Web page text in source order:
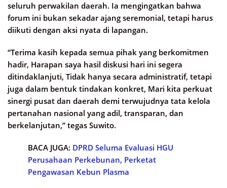
seluruh perwakilan daerah. Ia mengingatkan bahwa
forum ini bukan sekadar ajang seremonial, tetapi harus
diikuti dengan aksi nyata di lapangan.
“Terima kasih kepada semua pihak yang berkomitmen
hadir, Harapan saya hasil diskusi hari ini segera
ditindaklanjuti, Tidak hanya secara administratif, tetapi
juga dalam bentuk tindakan konkret, Mari kita perkuat
sinergi pusat dan daerah demi terwujudnya tata kelola
pertanahan nasional yang adil, transparan, dan
berkelanjutan,” tegas Suwito.
BACA JUGA: DPRD Seluma Evaluasi HGU
Perusahaan Perkebunan, Perketat
Pengawasan Kebun Plasma